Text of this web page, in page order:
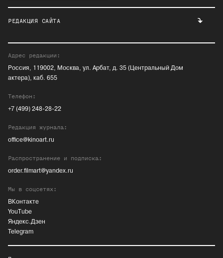
РЕДАКЦИЯ САЙТА
Адрес редакции:
Россия, 119002, Москва, ул. Арбат, д. 35 (Центральный Дом
актера), каб. 655
Телефон:
+7 (499) 248-28-22
Редакция журнала:
office@kinoart.ru
Распространение и подписка:
order.filmart@yandex.ru
Мы в соцсетях:
ВКонтакте
YouTube
Яндекс.Дзен
Telegram